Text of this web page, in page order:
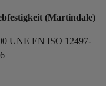
(Martindale)
UNE EN ISO 12497-